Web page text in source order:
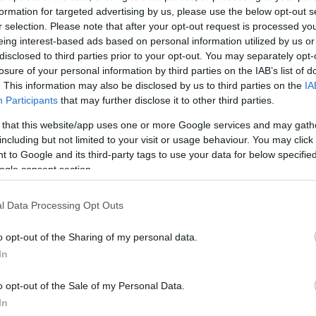
for targeted advertising by us, please use the below opt-out
selection. Please note that after your opt-out request is processed
interest-based ads based on personal information utilized by us
to third parties prior to your opt-out. You may separately
of your personal information by third parties on the IAB’s list of
This information may also be disclosed by us to third parties on the
Participants that may further disclose it to other third parties.
that this website/app uses one or more Google services and may
but not limited to your visit or usage behaviour. You may
to Google and its third-party tags to use your data for below
consent section.
Data Processing Opt Outs
opt-out of the Sharing of my personal data.
opt-out of the Sale of my Personal Data.
ήταν ο πιο υγιής από όλους μας. Είχε όρεξη για
το έκρυβε. Μου είχε πει κάτι… “Κοίταξε να
τη δουλειά μας είναι το πρώτο που κάνουμε. Ξέρεις
είχε πει. Δεν φαντάζεται κανένα σενάριο και έτσι
αυτό έκανε».